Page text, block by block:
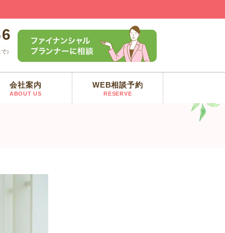
）
会社案内
ABOUT US
WEB相談予約
RESERVE